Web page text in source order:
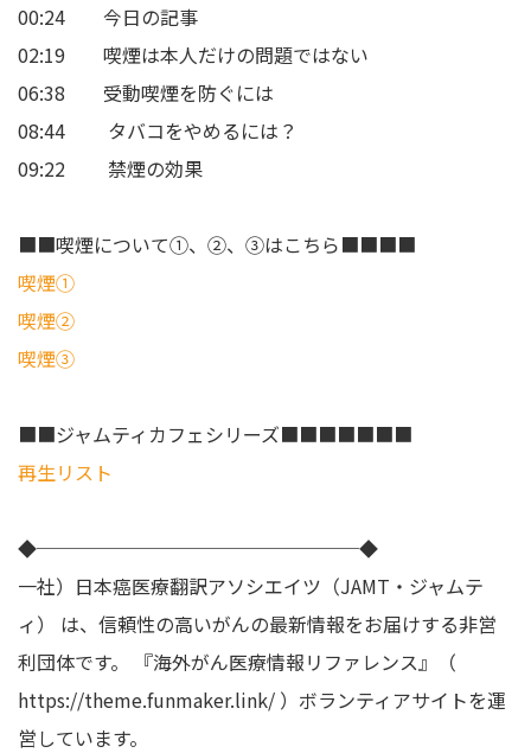
00:24 今日の記事
02:19 喫煙は本人だけの問題ではない
06:38 受動喫煙を防ぐには
08:44 タバコをやめるには？
09:22 禁煙の効果
■■喫煙について①、②、③はこちら■■■■
喫煙①
喫煙②
喫煙③
■■ジャムティカフェシリーズ■■■■■■■
再生リスト
◆─────────────────◆
一社）日本癌医療翻訳アソシエイツ（JAMT・ジャムテ
ィ） は、信頼性の高いがんの最新情報をお届けする非営
利団体です。 『海外がん医療情報リファレンス』（
https://theme.funmaker.link/ ）ボランティアサイトを運
営しています。